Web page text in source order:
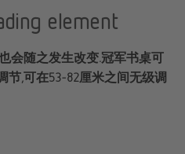
element
会随之发生改变.冠军书桌可
节,可在53-82厘米之间无级调